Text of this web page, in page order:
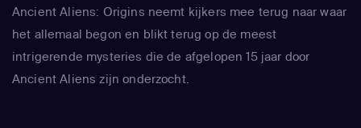
Ancient Aliens: Origins neemt kijkers mee terug naar waar
het allemaal begon en blikt terug op de meest
intrigerende mysteries die de afgelopen 15 jaar door
Ancient Aliens zijn onderzocht.